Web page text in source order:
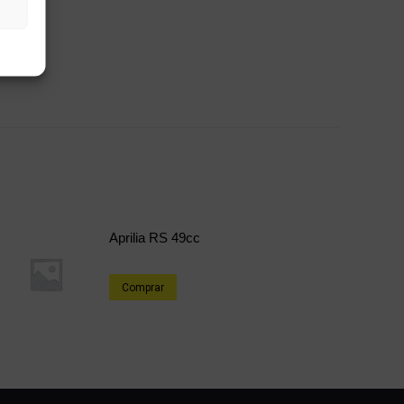
Aprilia RS 49cc
Comprar